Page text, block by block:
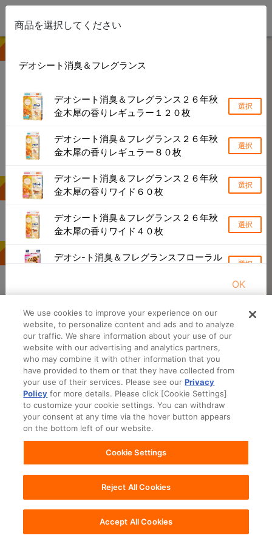
商品を選択してください
デオシート消臭＆フレグランス
デオシート消臭＆フレグランス２６年秋
金木犀の香りレギュラー１２０枚
選択
デオシート消臭＆フレグランス２６年秋
金木犀の香りレギュラー８０枚
選択
デオシート消臭＆フレグランス２６年秋
金木犀の香りワイド６０枚
選択
デオシート消臭＆フレグランス２６年秋
金木犀の香りワイド４０枚
選択
デオシ-ト消臭＆フレグランスフローラル
選択
デオシ-ト消臭＆フレグランスフローラル
シャボンの香りレギュラー１２８枚
デオシ-ト消臭＆フレグランスフローラル
シャボンの香りワイド４２枚
デオシ-ト消臭＆フレグランスフローラル
シャボンの香りワイド６４枚
デオシ-ト消臭＆フレグランスグリーンア
ロマの香りレギュラー８４枚
デオシ-ト消臭＆フレグランスグリーンア
ロマの香りレギュラー１２８枚
デオシ-ト消臭＆フレグランスグリーンア
ロマの香りワイド４２枚
選択
デオシ-ト消臭＆フレグランスグリーンア
OK
キーワードから探す
カテゴリーから探す
ブランドから探す
② 地名・駅名で探す
×
検索結果
We use cookies to improve your experience on our
website, to personalize content and ads and to analyze
our traffic. We share information about your use of our
website with our advertising and analytics partners,
who may combine it with other information that you
have provided to them or that they have collected from
your use of their services. Please see ourPrivacy
Policy for more details. Please click [Cookie Settings]
to customize your cookie settings. You can withdraw
your consent at any time via the hover button appears
on the bottom left of our website.
Cookie Settings
Reject All Cookies
Accept All Cookies